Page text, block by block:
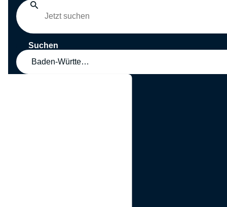
Suchen
Baden-Württemberg